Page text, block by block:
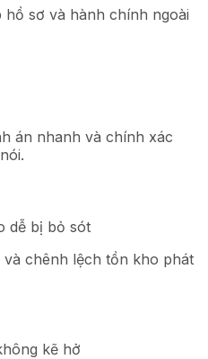
hồ sơ và hành chính ngoài
án nhanh và chính xác
dễ bị bỏ sót
chênh lệch tồn kho phát
kẽ hở